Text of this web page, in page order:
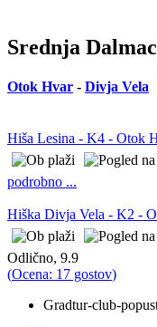
Srednja
Otok Hvar - Divja Vela
Hiša Lesina - K4 - Otok
podrobno ...
Hiška Divja Vela - K2 -
Odlično, 9.9
(Ocena: 17 gostov)
Gradtur-club-